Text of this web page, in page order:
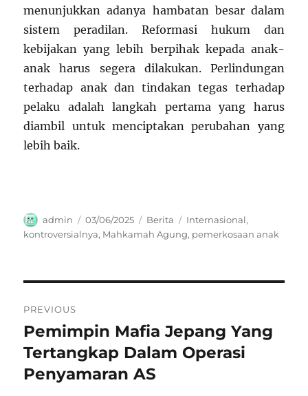
menunjukkan adanya hambatan besar dalam
sistem peradilan. Reformasi hukum dan
kebijakan yang lebih berpihak kepada anak-
anak harus segera dilakukan. Perlindungan
terhadap anak dan tindakan tegas terhadap
pelaku adalah langkah pertama yang harus
diambil untuk menciptakan perubahan yang
lebih baik.
Author
admin
Posted
on
03/06/2025 Categories
Berita Tags
Internasional,
kontroversialnya, Mahkamah Agung, pemerkosaan anak
pos
PREVIOUS
Previous
post:
Pemimpin Mafia Jepang Yang
Tertangkap Dalam Operasi
Penyamaran AS